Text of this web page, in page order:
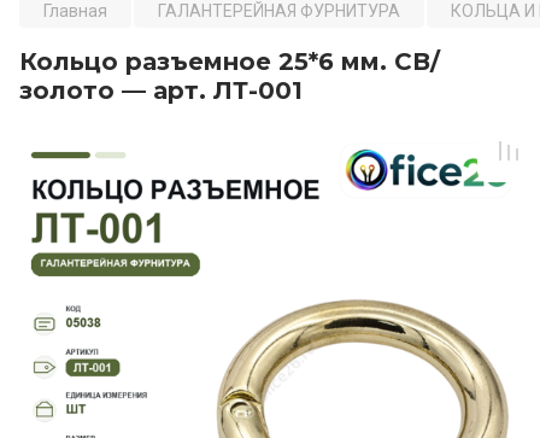
Главная ГАЛАНТЕРЕЙНАЯ ФУРНИТУРА КОЛЬЦА
Кольцо разъемное 25*6 мм. СВ/
золото — арт. ЛТ-001